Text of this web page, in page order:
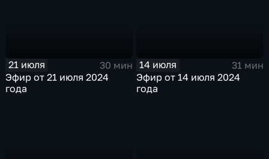
21 июля
30 мин
Эфир от 21 июля 2024
года
14 июля
31 мин
Эфир от 14 июля 2024
года